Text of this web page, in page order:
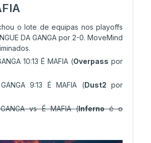
o lote de equipas nos playoffs
DA GANGA por 2-0. MoveMind
10:13 É MAFIA (Overpass por
9:13 É MAFIA (Dust2 por
vs É MAFIA (Infernoé o